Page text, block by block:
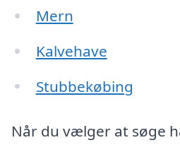
Mern
Kalvehave
Stubbekøbing
Når du vælger at søge